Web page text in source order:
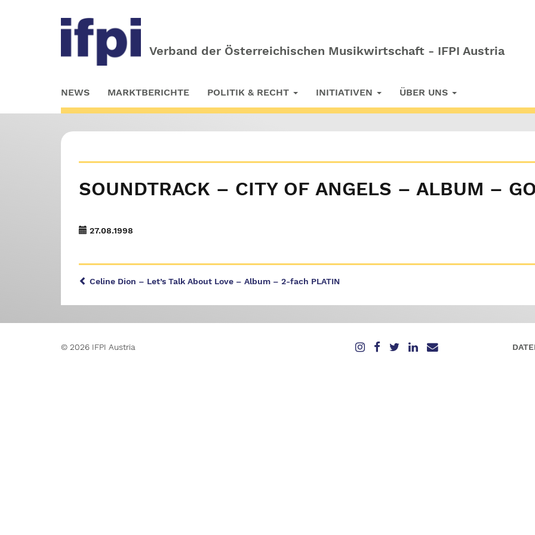
Verband der Österreichischen Musikwirtschaft - IFPI Austria
to
main
NEWS MARKTBERICHTE POLITIK & RECHT INITIATIVEN ÜBER UNS
SOUNDTRACK – CITY OF ANGELS – ALBUM –
27.08.1998
Celine Dion – Let’s Talk About Love – Album – 2-fach PLATIN
© 2026 IFPI Austria